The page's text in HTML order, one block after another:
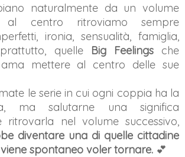
naturalmente da un volume
al centro ritroviamo sempre
ironia, sensualità, famiglia,
quelle
Big Feelingsche
mettere al centro delle sue
le serie in cui ogni coppia ha la
ma salutarne una significa
ritrovarla nel volume successivo,
diventare una di quelle cittadine
spontaneo voler tornare. 💕